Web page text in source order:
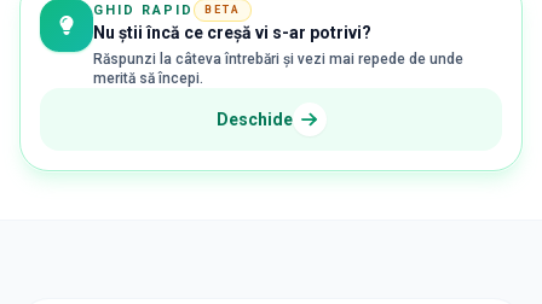
GHID RAPID BETA
Nu știi încă ce creșă vi s-ar potrivi?
Răspunzi la câteva întrebări și vezi mai repede de unde
merită să începi.
Deschide